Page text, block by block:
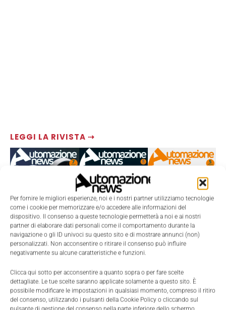
Per fornire le migliori esperienze, noi e i nostri partner utilizziamo tecnologie
come i cookie per memorizzare e/o accedere alle informazioni del
dispositivo. Il consenso a queste tecnologie permetterà a noi e ai nostri
partner di elaborare dati personali come il comportamento durante la
navigazione o gli ID univoci su questo sito e di mostrare annunci (non)
personalizzati. Non acconsentire o ritirare il consenso può influire
negativamente su alcune caratteristiche e funzioni.
Clicca qui sotto per acconsentire a quanto sopra o per fare scelte
dettagliate. Le tue scelte saranno applicate solamente a questo sito. È
possibile modificare le impostazioni in qualsiasi momento, compreso il ritiro
del consenso, utilizzando i pulsanti della Cookie Policy o cliccando sul
LEGGI LA RIVISTA ⇢